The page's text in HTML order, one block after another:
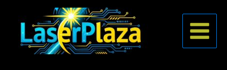
springen